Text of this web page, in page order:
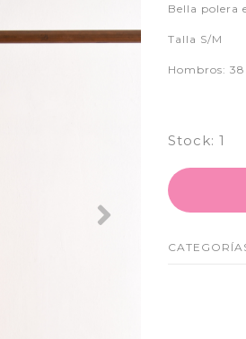
Next
Bella polera
Talla S/M
Hombros:
Stock: 1